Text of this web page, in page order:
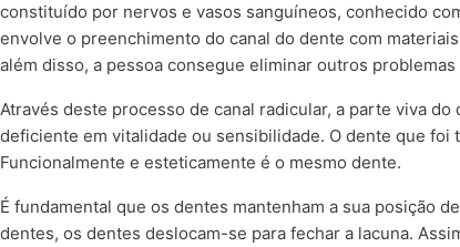
constituído por nervos e vasos sanguíneos, conhecido
envolve o preenchimento do canal do dente com
além disso, a pessoa consegue eliminar outros
Através deste processo de canal radicular, a parte viva
deficiente em vitalidade ou sensibilidade. O dente que foi
Funcionalmente e esteticamente é o mesmo dente.
É fundamental que os dentes mantenham a sua posição
dentes, os dentes deslocam-se para fechar a lacuna.